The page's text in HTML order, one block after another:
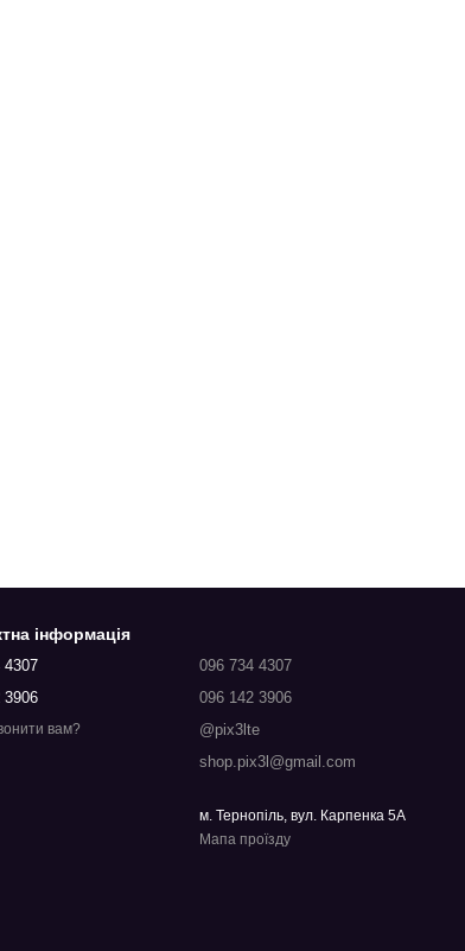
інформація
4307
3906
вам?
096 734 4307
096 142 3906
@pix3lte
shop.pix3l@gmail.com
м. Тернопіль, вул. Карпенка 5А
Мапа проїзду